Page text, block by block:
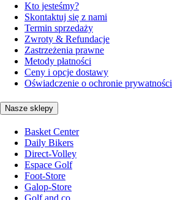
Kto jesteśmy?
Skontaktuj się z nami
Termin sprzedaży
Zwroty & Refundacje
Zastrzeżenia prawne
Metody płatności
Ceny i opcje dostawy
Oświadczenie o ochronie prywatności
Nasze sklepy
Basket Center
Daily Bikers
Direct-Volley
Espace Golf
Foot-Store
Galop-Store
Golf and co